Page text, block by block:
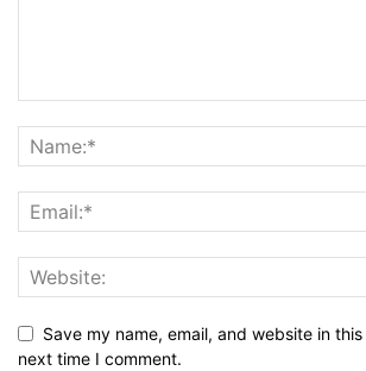
Save my name, email, and website in
next time I comment.